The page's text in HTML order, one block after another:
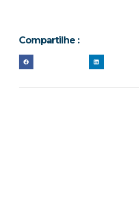
Compartilhe :